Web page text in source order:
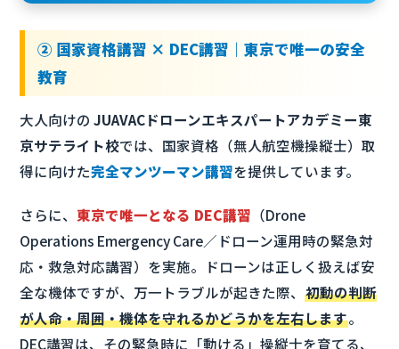
② 国家資格講習 × DEC講習｜東京で唯一の安全
教育
大人向けの JUAVACドローンエキスパートアカデミー東
京サテライト校では、国家資格（無人航空機操縦士）取
得に向けた完全マンツーマン講習を提供しています。
さらに、 東京で唯一となる DEC講習 （Drone
Operations Emergency Care／ドローン運用時の緊急対
応・救急対応講習）を実施。ドローンは正しく扱えば安
全な機体ですが、万一トラブルが起きた際、 初動の判断
が人命・周囲・機体を守れるかどうかを左右します。
DEC講習は、その緊急時に「動ける」操縦士を育てる、